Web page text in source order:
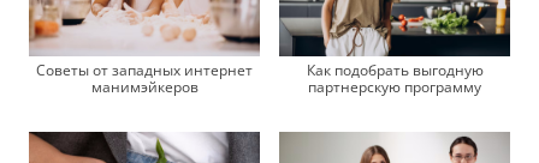
Советы от западных интернет
манимэйкеров
Как подобрать выгодную
партнерскую программу